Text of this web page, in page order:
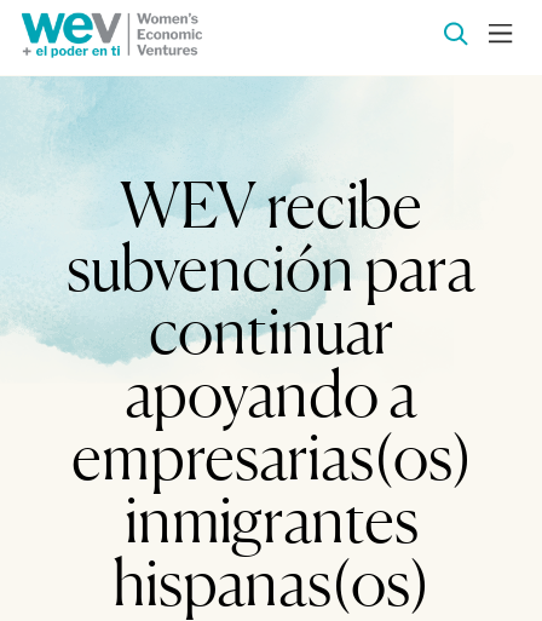
WEV recibe
subvención para
continuar
apoyando a
empresarias(os)
inmigrantes
hispanas(os)